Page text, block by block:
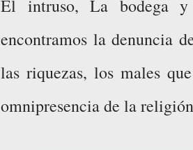
El intruso, La bodega
encontramos la denuncia
las riquezas, los males
omnipresencia de la